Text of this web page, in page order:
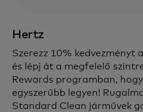
Hertz
Szerezz 10% kedvezményt
és lépj át a megfelelő
Rewards programban,
egyszerűbb legyen!
Standard Clean járművek